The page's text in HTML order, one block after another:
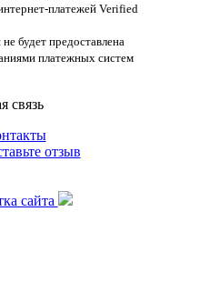
платежей Verified
будет предоставлена
платежных систем
связь
отзыв
сайта